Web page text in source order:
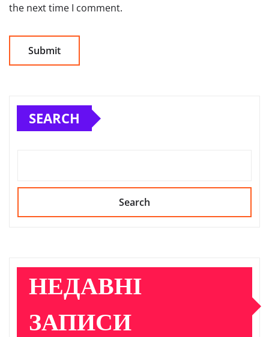
the next time I comment.
SEARCH
Search
НЕДАВНІ
ЗАПИСИ